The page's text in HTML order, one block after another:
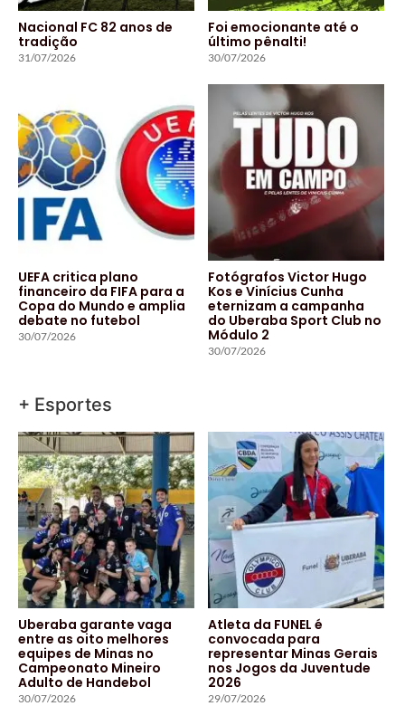
Nacional FC 82 anos de
tradição
31/07/2026
Foi emocionante até o
último pênalti!
30/07/2026
UEFA critica plano
financeiro da FIFA para a
Copa do Mundo e amplia
debate no futebol
30/07/2026
Fotógrafos Victor Hugo
Kos e Vinícius Cunha
eternizam a campanha
do Uberaba Sport Club no
Módulo 2
30/07/2026
+ Esportes
Uberaba garante vaga
entre as oito melhores
equipes de Minas no
Campeonato Mineiro
Adulto de Handebol
30/07/2026
Atleta da FUNEL é
convocada para
representar Minas Gerais
nos Jogos da Juventude
2026
29/07/2026